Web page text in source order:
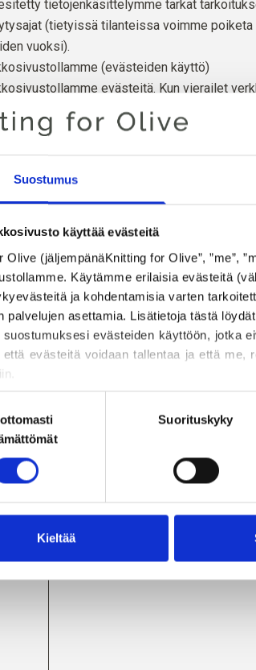
Suostumus
käyttää evästeitä
Olive (jäljempänäKnitting for Olive”, ”me”,
Käytämme erilaisia evästeitä
ja kohdentamisia varten
palvelujen asettamia. Lisätietoja tästä löydät
suostumuksesi evästeiden käyttöön, jotka
että evästeitä voidaan tallentaa ja että me,
tai peruuttaa suostumuksesi milloin
ja poistamisesta.
Suorituskyky
Kieltää
tietojenkäsittelymme tarkat
(tietyissä tilanteissa voimme
vuoksi).
(evästeiden käyttö)
evästeitä. Kun vierailet
käytön kannalta (välttämättömät
asetamme nämä evästeet
sinulle relevanttia
olla kolmansien osapuolten, kuten
tarkemmin, miten käsittelemme
Luokat
Valittu kieli ja alue, käyttäjätunnus ja
salasana, verkkosivustomme käyttö,
mukaan lukien sivujen kävijämäärät,
kellonaika, klikkaukset, vieraillut
sivut/tuotteet, selaimen tyyppi,
koskevat tiedot (tietokone,
jne.) sekä käytetyt toiminnot.
Verkkosivustomme käyttö, mukaan
selain, vierailun päivämäärä ja
kellonaika, käyttöjärjestelmä, avatut
sivut, verkkopyynnöt jne.